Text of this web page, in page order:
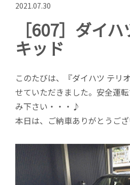
2021.07.30
［607］ダイ
キッド
このたびは、『ダイハツ テリ
せていただきました。安全運
み下さい・・・♪
本日は、ご納車ありがとうござ